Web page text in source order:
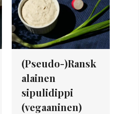
(Pseudo-)Ransk
alainen
sipulidippi
(vegaaninen)